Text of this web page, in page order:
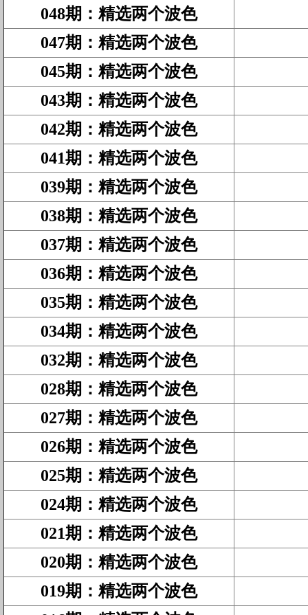
048期 ： 精选两个波色
047期 ： 精选两个波色
045期 ： 精选两个波色
043期 ： 精选两个波色
042期 ： 精选两个波色
041期 ： 精选两个波色
039期 ： 精选两个波色
038期 ： 精选两个波色
037期 ： 精选两个波色
036期 ： 精选两个波色
035期 ： 精选两个波色
034期 ： 精选两个波色
032期 ： 精选两个波色
028期 ： 精选两个波色
027期 ： 精选两个波色
026期 ： 精选两个波色
025期 ： 精选两个波色
024期 ： 精选两个波色
021期 ： 精选两个波色
020期 ： 精选两个波色
019期 ： 精选两个波色